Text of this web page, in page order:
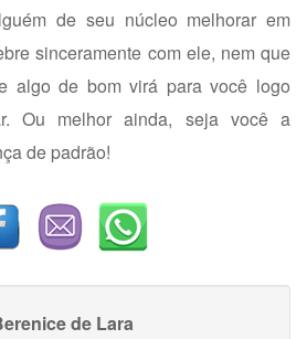
de seu núcleo melhorar em
sinceramente com ele, nem que
algo de bom virá para você logo
Ou melhor ainda, seja você a
de padrão!
de Lara